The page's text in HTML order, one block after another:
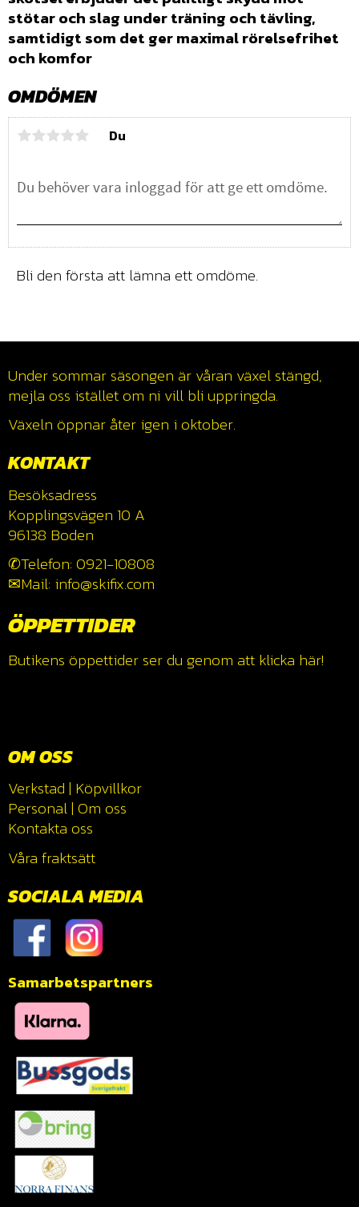
stötar och slag under träning och tävling,
samtidigt som det ger maximal rörelsefrihet
och komfor
OMDÖMEN
Du
Bli den första att lämna ett omdöme.
Under sommar säsongen är våran växel stängd,
mejla oss istället om ni vill bli uppringda.
Växeln öppnar åter igen i oktober.
KONTAKT
Besöksadress
Kopplingsvägen 10 A
96138 Boden
✆Telefon: 0921-10808
✉Mail: info@skifix.com
ÖPPETTIDER
Butikens öppettider ser du genom att klicka här!
OM OSS
Verkstad | Köpvillkor
Personal| Om oss
Kontakta oss
Våra fraktsätt
SOCIALA MEDIA
Samarbetspartners